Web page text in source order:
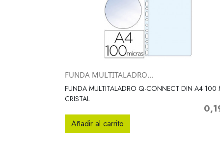
Vista rápida
FUNDA MULTITALADRO...
FUNDA MULTITALADRO Q-CONNECT DIN A4 100
CRISTAL
Añadir al carrito